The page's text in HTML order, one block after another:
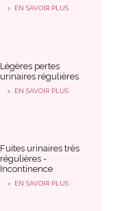
EN SAVOIR PLUS
Légères pertes
urinaires régulières
EN SAVOIR PLUS
Fuites urinaires très
régulières -
Incontinence
EN SAVOIR PLUS